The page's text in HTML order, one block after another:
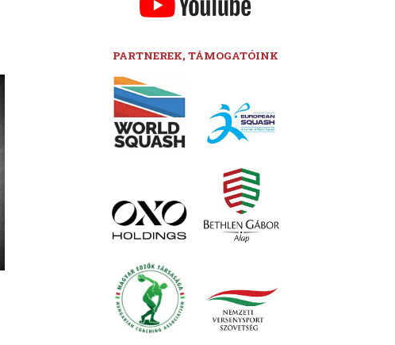
PARTNEREK, TÁMOGATÓINK